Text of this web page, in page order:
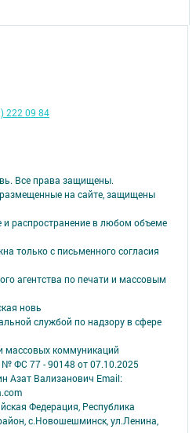
Все права защищены.
на сайте, защищены
и распространение в любом объеме
только с письменного согласия
агентства по печати и массовым
новь
службой по надзору в сфере
массовых коммуникаций
ФС 77 - 90148 от 07.10.2025
Азат Вализанович Email:
Федерация, Республика
с.Новошешминск, ул.Ленина,
222 09 84